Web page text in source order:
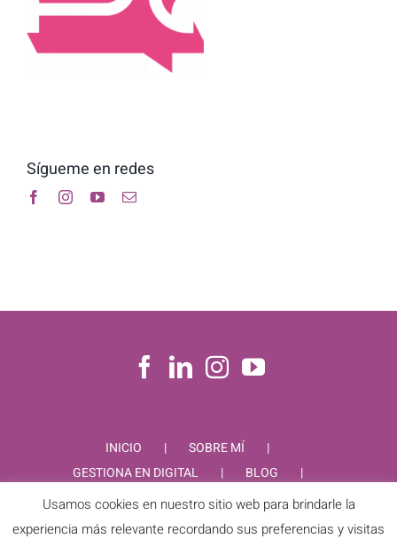
Sígueme en redes
INICIO
SOBRE MÍ
GESTIONA EN DIGITAL
BLOG
CONTACTO
Usamos cookies en nuestro sitio web para brindarle la
experiencia más relevante recordando sus preferencias y visitas